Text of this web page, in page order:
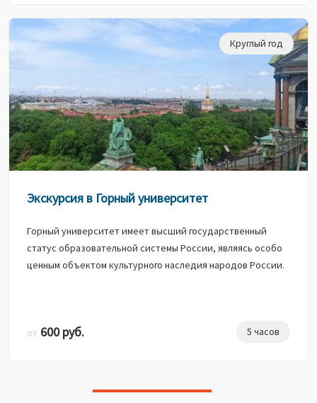
Круглый год
Экскурсия в Горный университет
Горный университет имеет высший государственный
статус образовательной системы России, являясь особо
ценным объектом культурного наследия народов России.
от 600 руб. 5 часов